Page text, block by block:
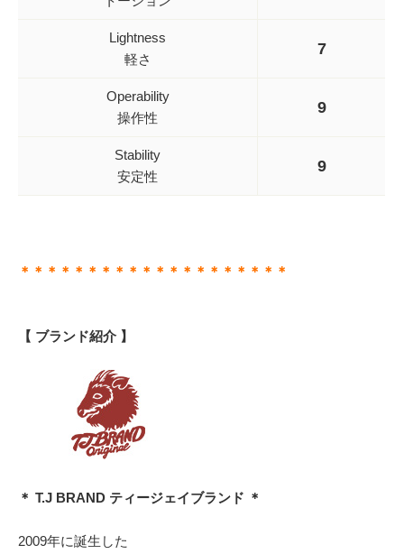
Lightness
軽さ
7
Operability
操作性
9
Stability
安定性
9
＊＊＊＊＊＊＊＊＊＊＊＊＊＊＊＊＊＊＊＊
【 ブランド紹介 】
＊ T.J BRAND ティージェイブランド ＊
2009年に誕生した